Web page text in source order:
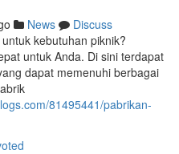
News
Discuss
kebutuhan piknik?
untuk Anda. Di sini terdapat
dapat memenuhi berbagai
81495441/pabrikan-